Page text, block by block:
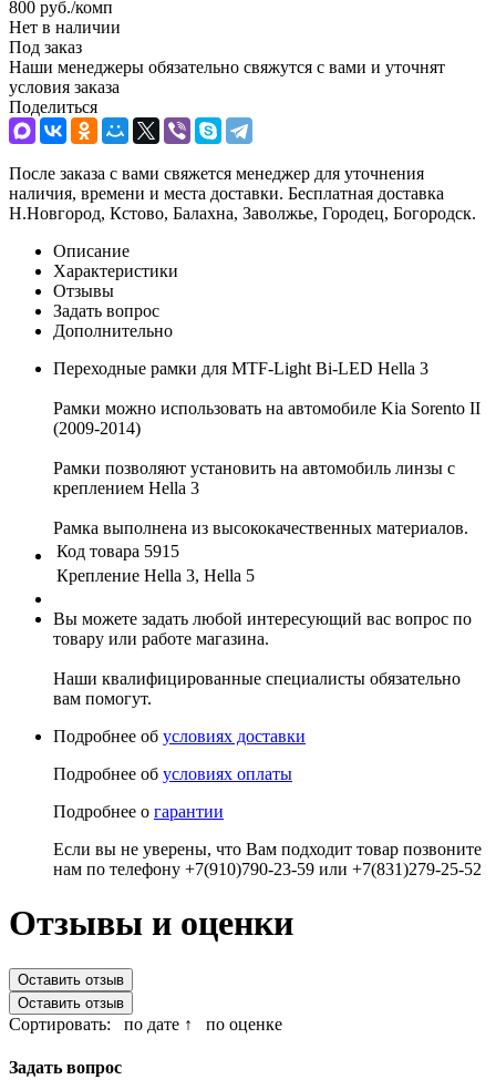
800 руб./комп
Нет в наличии
Под заказ
Наши менеджеры обязательно свяжутся с вами и уточнят
условия заказа
Поделиться
После заказа с вами свяжется менеджер для уточнения
наличия, времени и места доставки. Бесплатная доставка
Н.Новгород, Кстово, Балахна, Заволжье, Городец, Богородск.
Описание
Характеристики
Отзывы
Задать вопрос
Дополнительно
Переходные рамки для MTF-Light Bi-LED Hella 3
Рамки можно использовать на автомобиле Kia Sorento II
(2009-2014)
Рамки позволяют установить на автомобиль линзы с
креплением Hella 3
Рамка выполнена из высококачественных материалов.
Код товара 5915
Крепление Hella 3, Hella 5
Вы можете задать любой интересующий вас вопрос по
товару или работе магазина.
Наши квалифицированные специалисты обязательно
вам помогут.
Подробнее об условиях доставки
Подробнее об условиях оплаты
Подробнее о гарантии
Если вы не уверены, что Вам подходит товар позвоните
нам по телефону +7(910)790-23-59 или +7(831)279-25-52
Отзывы и оценки
Оставить отзыв
Оставить отзыв
Сортировать: по дате ↑ по оценке
Задать вопрос